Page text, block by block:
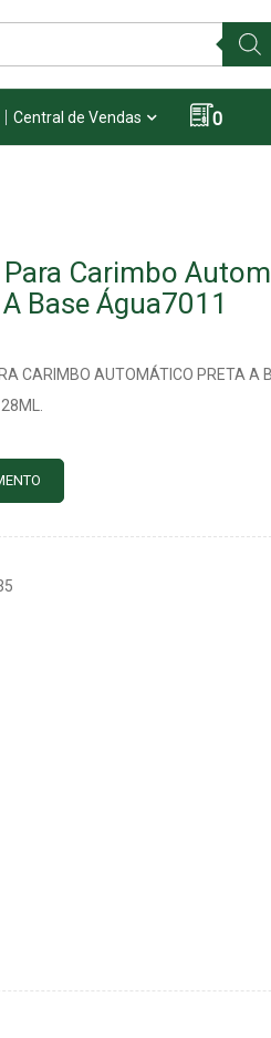
Central de Vendas 0
Carimbo
Base Água7011
CARIMBO AUTOMÁTICO PRETA A